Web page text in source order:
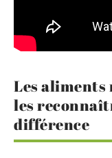
Les aliments
les
différence